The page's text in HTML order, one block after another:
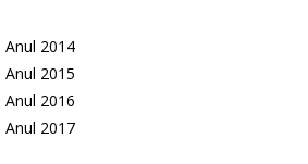
Anul 2014
Anul 2015
Anul 2016
Anul 2017